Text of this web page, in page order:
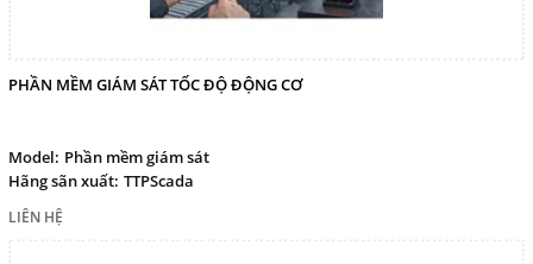
PHẦN MỀM GIÁM SÁT TỐC ĐỘ ĐỘNG CƠ
Model: Phần mềm giám sát
Hãng sãn xuất: TTPScada
LIÊN HỆ